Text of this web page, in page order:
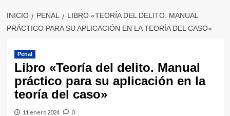
INICIO PENAL
LIBRO «TEORÍA DEL DELITO. MANUAL
PRÁCTICO PARA SU APLICACIÓN EN LA TEORÍA DEL CASO»
Penal
Libro «Teoría del delito. Manual
práctico para su aplicación en la
teoría del caso»
11 enero 2024 0